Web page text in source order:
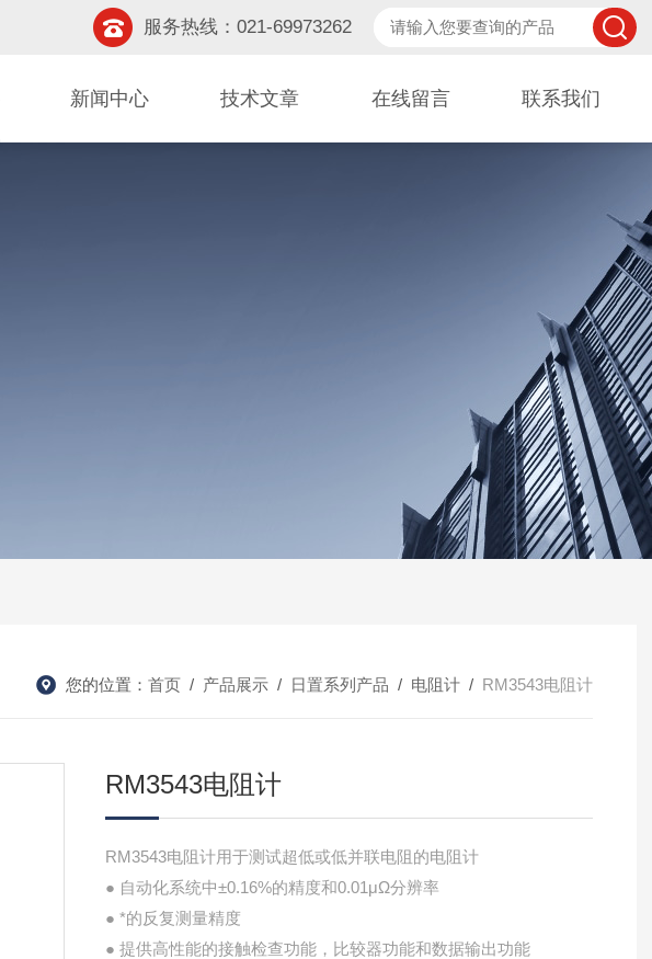
服务热线：021-69973262
新闻中心 技术文章 在线留言 联系我们
您的位置： 首页 / 产品展示 / 日置系列产品 / 电阻计 / RM3543电阻计
RM3543电阻计
RM3543电阻计用于测试超低或低并联电阻的电阻计
● 自动化系统中±0.16%的精度和0.01μΩ分辨率
● *的反复测量精度
● 提供高性能的接触检查功能，比较器功能和数据输出功能